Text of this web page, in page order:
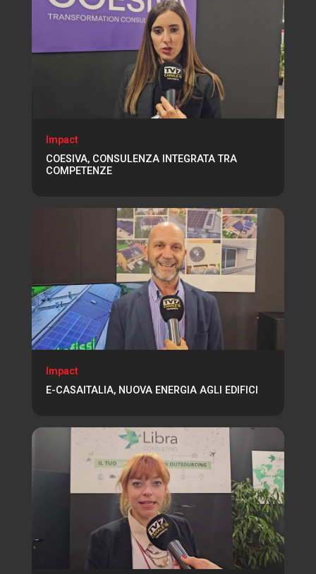
Impact
COESIVA, CONSULENZA INTEGRATA TRA
COMPETENZE
Impact
E-CASAITALIA, NUOVA ENERGIA AGLI EDIFICI